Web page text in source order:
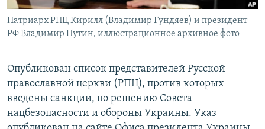
УКРАИНСКАЯ ПРОБЛЕМА КРЫМА
Все сайты RFE/RL
Патриарх РПЦ Кирилл (Владимир Гундяев) и президент
РФ Владимир Путин, иллюстрационное архивное фото
Опубликован список представителей Русской
православной церкви (РПЦ), против которых
введены санкции, по решению Совета
нацбезопасности и обороны Украины. Указ